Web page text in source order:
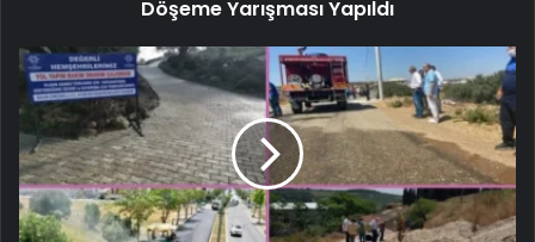
Döşeme Yarışması Yapıldı